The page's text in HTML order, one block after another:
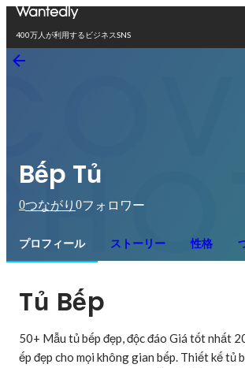
400万人が利用するビジネスSNS
Bếp Tủ
0つながり 0フォロワー
プロフィール ストーリー 性格
Tủ Bếp
50+ Mẫu tủ bếp đẹp, độc đáo Giá tốt nhất
ếp đẹp cho mọi không gian bếp. Thiết kế tủ